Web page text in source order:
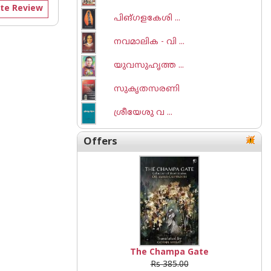
Review
പിങ്ഗളകേശി ...
നവമാലിക - വി ...
യുവസുഹൃത്ത ...
സുകൃതസരണി
ശ്രീയേശു വ ...
Offers
The Champa Gate
Rs 385.00